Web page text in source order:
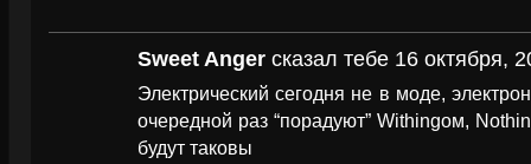
Sweet Anger сказал тебе 16 октября,
Электрический сегодня не в моде,
очередной раз “порадуют” Withingом,
будут таковы